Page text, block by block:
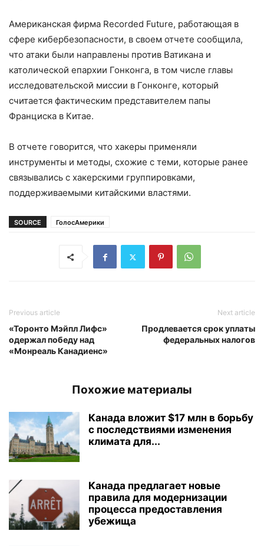
Американская фирма Recorded Future, работающая в
сфере кибербезопасности, в своем отчете сообщила,
что атаки были направлены против Ватикана и
католической епархии Гонконга, в том числе главы
исследовательской миссии в Гонконге, который
считается фактическим представителем папы
Франциска в Китае.
В отчете говорится, что хакеры применяли
инструменты и методы, схожие с теми, которые ранее
связывались с хакерскими группировками,
поддерживаемыми китайскими властями.
SOURCE ГолосАмерики
Previous article
«Торонто Мэйпл Лифс»
одержал победу над
«Монреаль Канадиенс»
Next article
Продлевается срок уплаты
федеральных налогов
Похожие материалы
Канада вложит $17 млн в борьбу
с последствиями изменения
климата для...
Канада предлагает новые
правила для модернизации
процесса предоставления
убежища